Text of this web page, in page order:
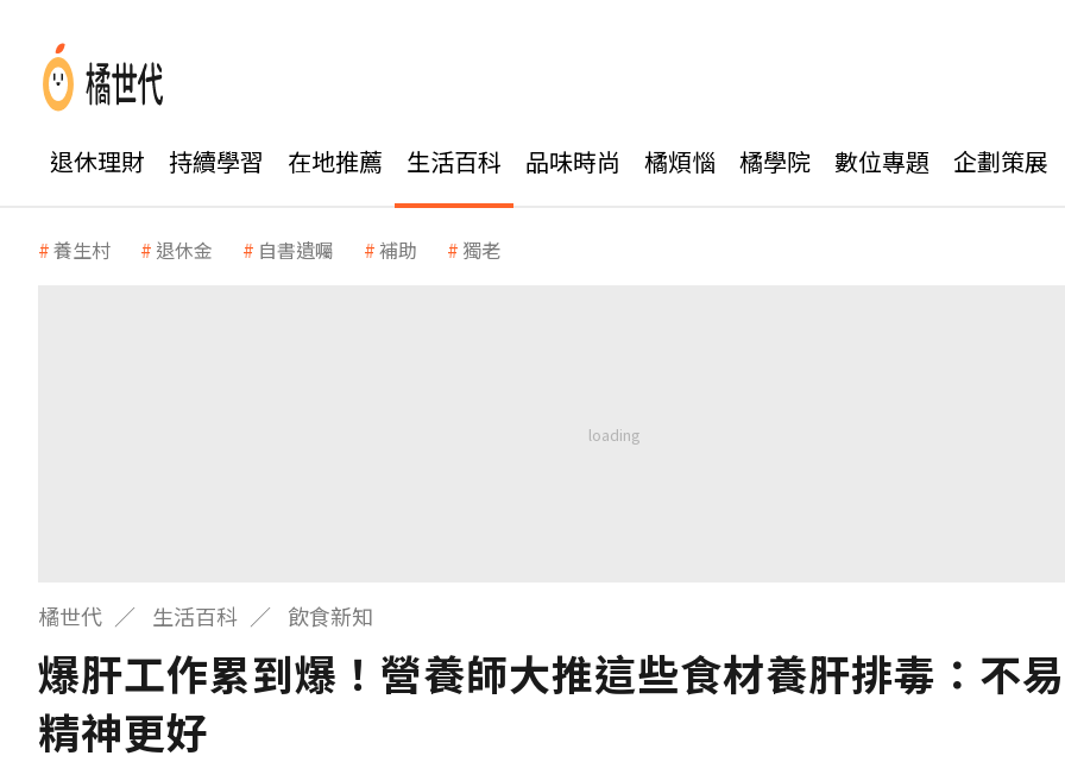
退休理財 持續學習 在地推薦 生活百科 品味時尚 橘煩惱 橘學院 數位專題 企劃策展
養生村 退休金 自書遺囑 補助 獨老
橘世代 生活百科 飲食新知
爆肝工作累到爆！營養師大推這些食材養肝排毒：不
精神更好